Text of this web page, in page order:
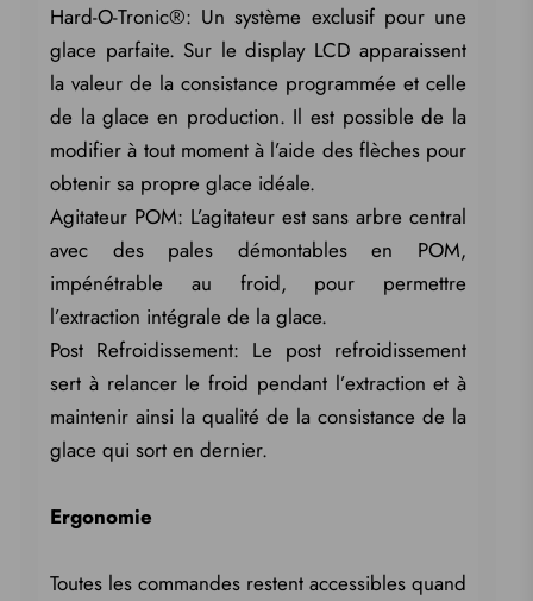
Hard-O-Tronic®: Un système exclusif pour une
glace parfaite. Sur le display LCD apparaissent
la valeur de la consistance programmée et celle
de la glace en production. Il est possible de la
modifier à tout moment à l’aide des flèches pour
obtenir sa propre glace idéale.
Agitateur POM: L’agitateur est sans arbre central
avec des pales démontables en POM,
impénétrable au froid, pour permettre
l’extraction intégrale de la glace.
Post Refroidissement: Le post refroidissement
sert à relancer le froid pendant l’extraction et à
maintenir ainsi la qualité de la consistance de la
glace qui sort en dernier.
Ergonomie
Toutes les commandes restent accessibles quand